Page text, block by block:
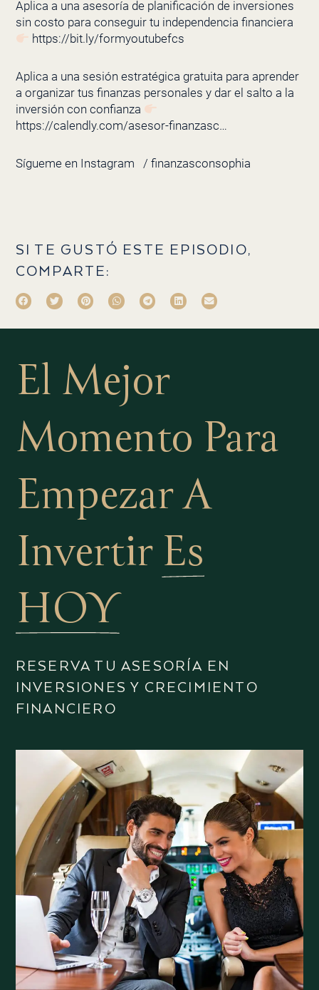
Aplica a una asesoría de planificación de inversiones
sin costo para conseguir tu independencia financiera
https://bit.ly/formyoutubefcs
Aplica a una sesión estratégica gratuita para aprender
a organizar tus finanzas personales y dar el salto a la
inversión con confianza
https://calendly.com/asesor-finanzasc…
Sígueme en Instagram / finanzasconsophia
SI TE GUSTÓ ESTE EPISODIO,
COMPARTE:
El Mejor
Momento Para
Empezar A
Invertir Es
HOY
RESERVA TU ASESORÍA EN
INVERSIONES Y CRECIMIENTO
FINANCIERO